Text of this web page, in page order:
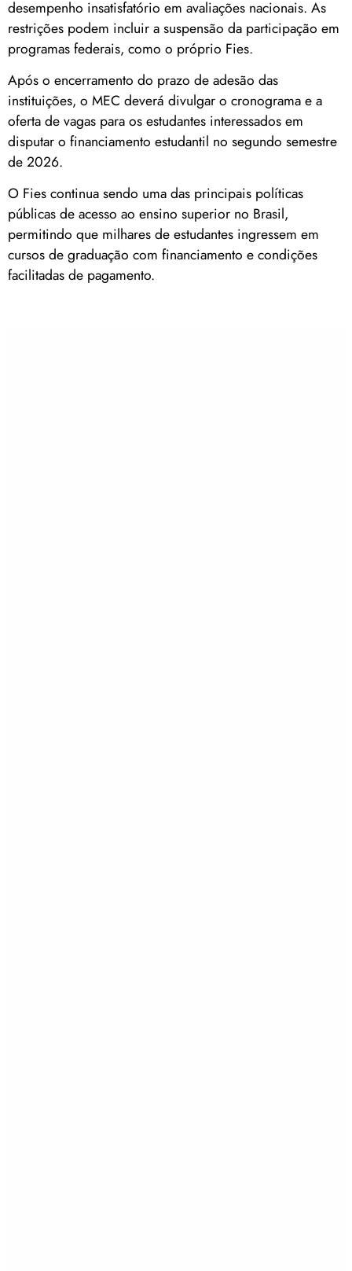
desempenho insatisfatório em avaliações nacionais. As
restrições podem incluir a suspensão da participação em
programas federais, como o próprio Fies.
Após o encerramento do prazo de adesão das
instituições, o MEC deverá divulgar o cronograma e a
oferta de vagas para os estudantes interessados em
disputar o financiamento estudantil no segundo semestre
de 2026.
O Fies continua sendo uma das principais políticas
públicas de acesso ao ensino superior no Brasil,
permitindo que milhares de estudantes ingressem em
cursos de graduação com financiamento e condições
facilitadas de pagamento.